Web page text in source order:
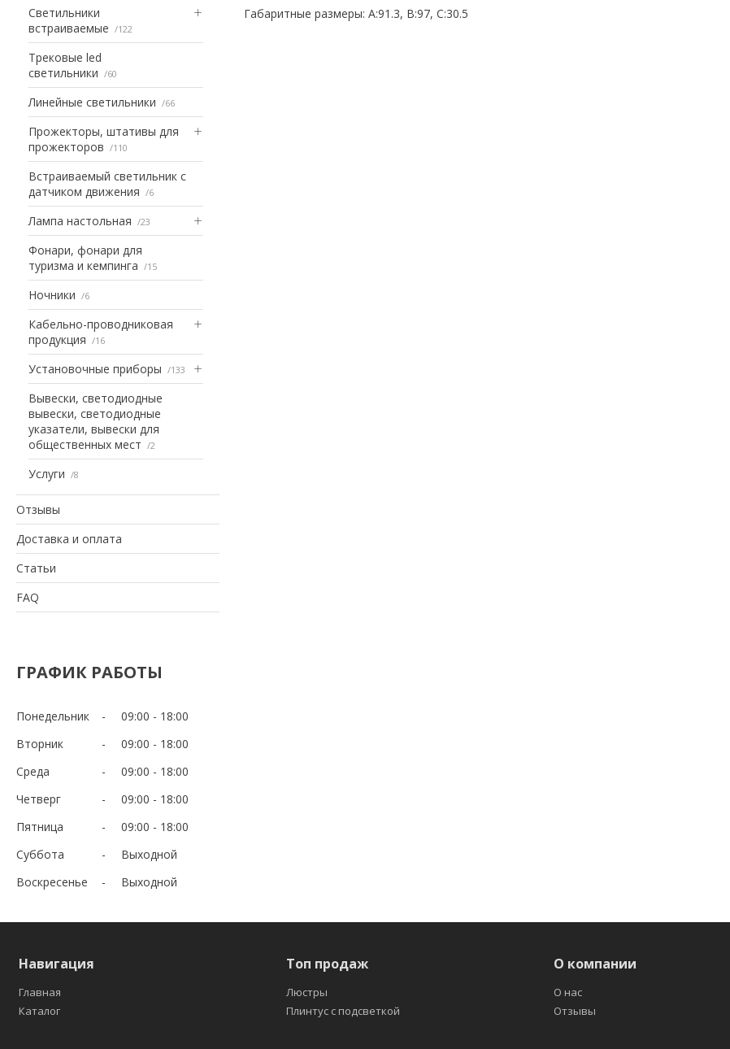
Светильники
встраиваемые
122
Трековые led
светильники
60
Линейные светильники 66
Прожекторы, штативы для
прожекторов
110
Встраиваемый светильник с
датчиком движения
6
Лампа настольная 23
Фонари, фонари для
туризма и кемпинга
15
Ночники 6
Кабельно-проводниковая
продукция
16
Установочные приборы 133
Вывески, светодиодные
вывески, светодиодные
указатели, вывески для
общественных мест
2
Услуги 8
Отзывы
Доставка и оплата
Статьи
FAQ
ГРАФИК РАБОТЫ
Понедельник 09:00
18:00
Вторник
09:00
18:00
Среда
09:00
18:00
Четверг
09:00
18:00
Пятница
09:00
18:00
Суббота
Выходной
Воскресенье
Выходной
Габаритные размеры: A:91.3, B:97, C:30.5
Навигация
Главная
Каталог
Топ продаж
Люстры
Плинтус с подсветкой
О компании
О нас
Отзывы